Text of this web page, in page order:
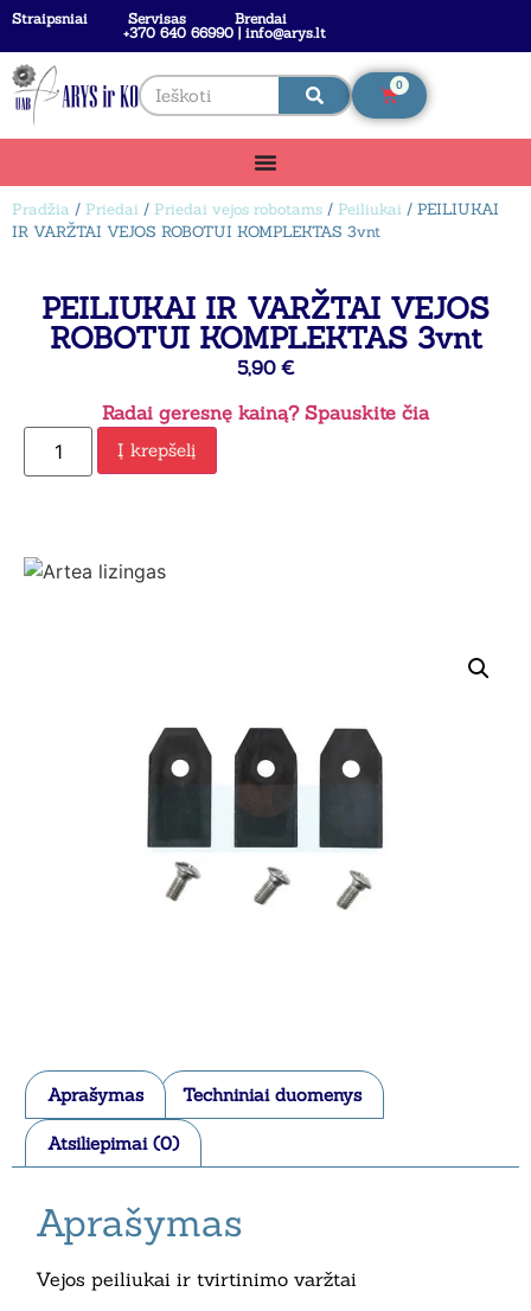
Straipsniai Servisas
Brendai
+370 640 66990 | info@arys.lt
0
Pradžia / Priedai / Priedai vejos robotams / Peiliukai / PEILIUKAI
IR VARŽTAI VEJOS ROBOTUI KOMPLEKTAS 3vnt
PEILIUKAI IR VARŽTAI VEJOS
ROBOTUI KOMPLEKTAS 3vnt
5,90 €
Radai geresnę kainą? Spauskite čia
Į krepšelį
Aprašymas Techniniai duomenys
Atsiliepimai (0)
Aprašymas
Vejos peiliukai ir tvirtinimo varžtai